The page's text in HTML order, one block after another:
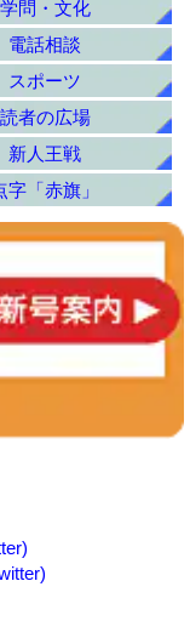
学問・文化
電話相談
スポーツ
読者の広場
新人王戦
字「赤旗」